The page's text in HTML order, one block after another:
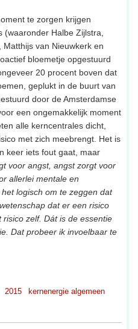
te zorgen krijgen
Halbe Zijlstra,
van Nieuwkerk en
bloemetje opgestuurd
20 procent boven dat
geplukt in de buurt van
door de Amsterdamse
een ongemakkelijk moment
alle kerncentrales dicht,
met zich meebrengt. Het is
keer iets fout gaat, maar
voor angst, angst zorgt voor
allerlei mentale en
logisch om te zeggen dat
dat er een risico
zelf. Dát is de essentie
Dat probeer ik invoelbaar te
2015 kernenergie algemeen